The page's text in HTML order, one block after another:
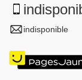
indisponible